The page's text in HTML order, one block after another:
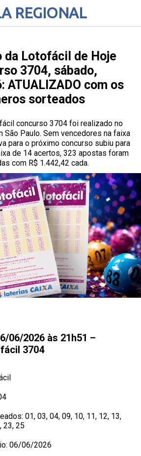
REGIONAL
da Lotofácil de Hoje
3704, sábado,
ATUALIZADO com os
sorteados
concurso 3704 foi realizado no
São Paulo. Sem vencedores na faixa
para o próximo concurso subiu para
de 14 acertos, 323 apostas foram
com R$ 1.442,42 cada.
06/2026 às 21h51 –
3704
01, 03, 04, 09, 10, 11, 12, 13,
23, 25
06/06/2026